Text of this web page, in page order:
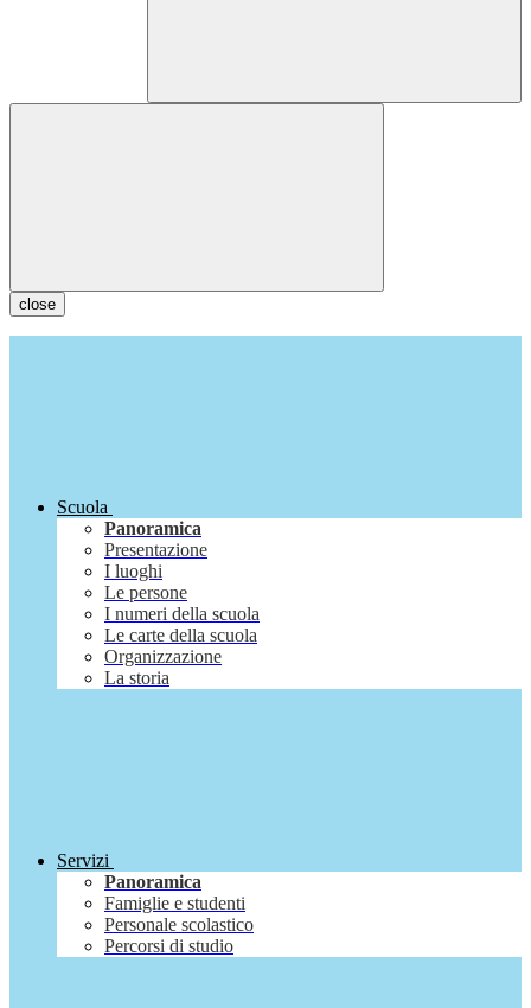
close
Scuola
Panoramica
Presentazione
I luoghi
Le persone
I numeri della scuola
Le carte della scuola
Organizzazione
La storia
Servizi
Panoramica
Famiglie e studenti
Personale scolastico
Percorsi di studio